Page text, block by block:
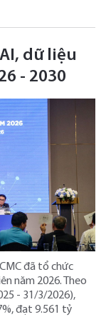
dữ liệu
- 2030
đã tổ chức
năm 2026. Theo
- 31/3/2026),
đạt 9.561 tỷ